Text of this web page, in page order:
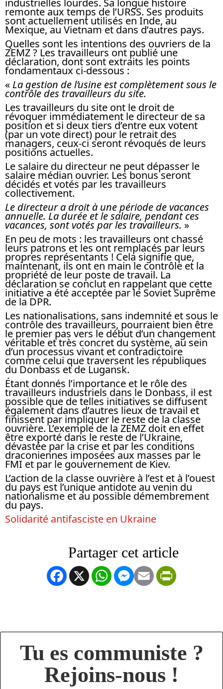
remonte aux temps de l’URSS. Ses produits
sont actuellement utilisés en Inde, au
Mexique, au Vietnam et dans d’autres pays.
Quelles sont les intentions des ouvriers de la
ZEMZ ? Les travailleurs ont publié une
déclaration, dont sont extraits les points
fondamentaux ci-dessous :
« La gestion de l’usine est complètement sous le
contrôle des travailleurs du site.
Les travailleurs du site ont le droit de
révoquer immédiatement le directeur de sa
position et si deux tiers d’entre eux votent
(par un vote direct) pour le retrait des
managers, ceux-ci seront révoqués de leurs
positions actuelles.
Le salaire du directeur ne peut dépasser le
salaire médian ouvrier. Les bonus seront
décidés et votés par les travailleurs
collectivement.
Le directeur a droit à une période de vacances
annuelle. La durée et le salaire, pendant ces
vacances, sont votés par les travailleurs. »
En peu de mots : les travailleurs ont chassé
leurs patrons et les ont remplacés par leurs
propres représentants ! Cela signifie que,
maintenant, ils ont en main le contrôle et la
propriété de leur poste de travail. La
déclaration se conclut en rappelant que cette
initiative a été acceptée par le Soviet Suprême
de la DPR.
Les nationalisations, sans indemnité et sous le
contrôle des travailleurs, pourraient bien être
le premier pas vers le début d’un changement
véritable et très concret du système, au sein
d’un processus vivant et contradictoire
comme celui que traversent les républiques
du Donbass et de Lugansk.
Étant donnés l’importance et le rôle des
travailleurs industriels dans le Donbass, il est
possible que de telles initiatives se diffusent
également dans d’autres lieux de travail et
finissent par impliquer le reste de la classe
ouvrière. L’exemple de la ZEMZ doit en effet
être exporté dans le reste de l’Ukraine,
dévastée par la crise et par les conditions
draconiennes imposées aux masses par le
FMI et par le gouvernement de Kiev.
L’action de la classe ouvrière à l’est et à l’ouest
du pays est l’unique antidote au venin du
nationalisme et au possible démembrement
du pays.
Solidarité antifasciste en Ukraine
Facebook
X WhatsApp
Messenger
Email
Tu es communiste ?
Rejoins-nous !